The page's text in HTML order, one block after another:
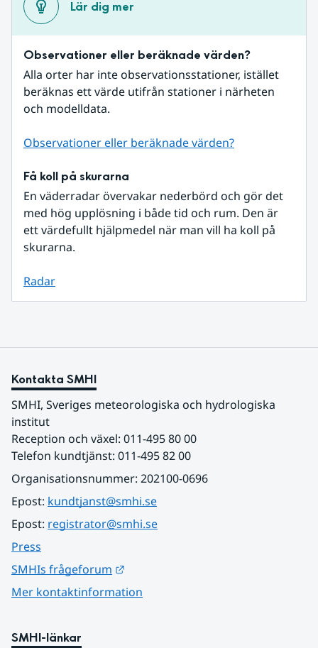
Lär dig mer
Observationer eller beräknade värden?
Alla orter har inte observationsstationer, istället
beräknas ett värde utifrån stationer i närheten
och modelldata.
Observationer eller beräknade värden?
Få koll på skurarna
En väderradar övervakar nederbörd och gör det
med hög upplösning i både tid och rum. Den är
ett värdefullt hjälpmedel när man vill ha koll på
skurarna.
Radar
Kontakta SMHI
SMHI, Sveriges meteorologiska och hydrologiska
institut
Reception och växel: 011-495 80 00
Telefon kundtjänst: 011-495 82 00
Organisationsnummer: 202100-0696
Epost: kundtjanst@smhi.se
Epost: registrator@smhi.se
Press
SMHIs frågeforum
Mer kontaktinformation
SMHI-länkar